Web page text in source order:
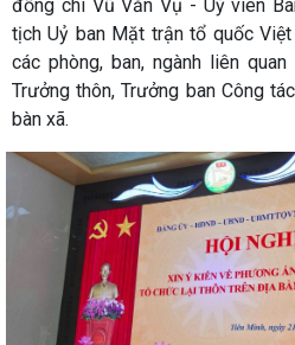
đồng chí Vũ Văn Vụ - Uỷ viên
tịch Uỷ ban Mặt trận tổ quốc
các phòng, ban, ngành liên
Trưởng thôn, Trưởng ban Công
bàn xã.